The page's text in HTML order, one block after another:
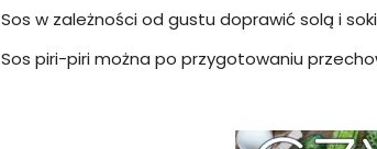
Sos w zależności od gustu doprawić solą i
Sos piri-piri można po przygotowaniu